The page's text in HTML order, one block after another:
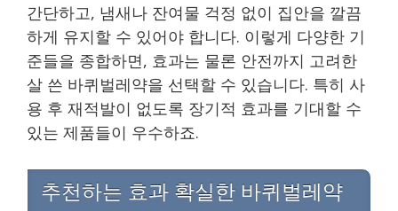
간단하고, 냄새나 잔여물 걱정 없이 집안을 깔끔
하게 유지할 수 있어야 합니다. 이렇게 다양한 기
준들을 종합하면, 효과는 물론 안전까지 고려한
살 쓴 바퀴벌레약을 선택할 수 있습니다. 특히 사
용 후 재적발이 없도록 장기적 효과를 기대할 수
있는 제품들이 우수하죠.
추천하는 효과 확실한 바퀴벌레약